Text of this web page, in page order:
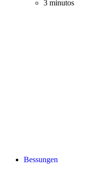
3 minutos
Bessungen